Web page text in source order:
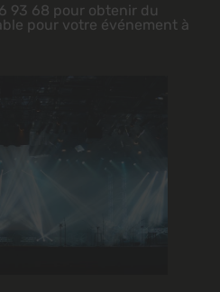
93 68 pour obtenir du
pour votre événement à